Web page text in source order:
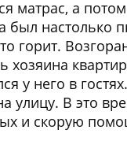
матрас, а
настолько
горит.
хозяина
у него в
улицу. В это
и скорую